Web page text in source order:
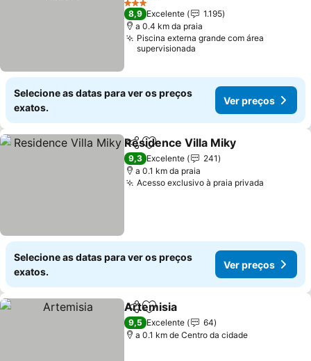
3 Estrelas
8,9 Excelente
1.195
a 0.4 km da praia
Piscina externa grande com área
supervisionada
Selecione as datas para ver os preços
exatos.
Ver preços
PartilharAdicionar aos favoritos
Residence Villa Miky
9,3 Excelente
241
a 0.1 km da praia
Acesso exclusivo à praia privada
Selecione as datas para ver os preços
exatos.
Ver preços
PartilharAdicionar aos favoritos
Artemisia
9,5 Excelente
64
a 0.1 km de Centro da cidade